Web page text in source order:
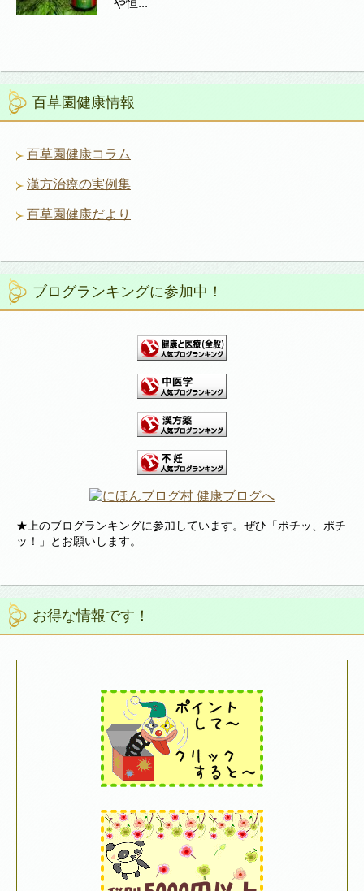
や恒...
百草園健康情報
百草園健康コラム
漢方治療の実例集
百草園健康だより
ブログランキングに参加中！
★上のブログランキングに参加しています。ぜひ「ポチッ、ポチ
ッ！」とお願いします。
お得な情報です！